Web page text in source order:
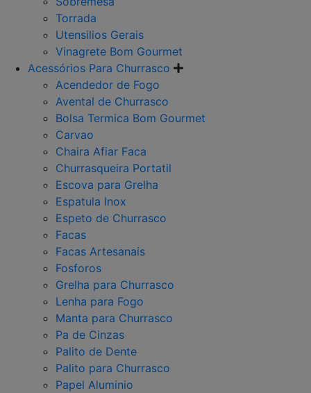
Torrada
Utensilios Gerais
Vinagrete Bom Gourmet
Acessórios Para Churrasco
Acendedor de Fogo
Avental de Churrasco
Bolsa Termica Bom Gourmet
Carvao
Chaira Afiar Faca
Churrasqueira Portatil
Escova para Grelha
Espatula Inox
Espeto de Churrasco
Facas
Facas Artesanais
Fosforos
Grelha para Churrasco
Lenha para Fogo
Manta para Churrasco
Pa de Cinzas
Palito de Dente
Palito para Churrasco
Papel Aluminio